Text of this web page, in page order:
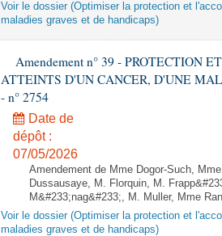
Voir le dossier (Optimiser la protection et
maladies graves et de handicaps)
Amendement n° 39 - PROTECTION
ATTEINTS D'UN CANCER, D'UNE
- n° 2754
Date de
dépôt :
07/05/2026
Amendement de Mme Dogor-Such,
Dussausaye, M. Florquin, M.
M&#233;nag&#233;, M. Muller, Mme
Voir le dossier (Optimiser la protection et
maladies graves et de handicaps)